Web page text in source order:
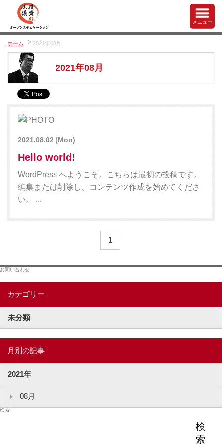
メニュー
ホーム 2021年08月
2021年08月
2021.08.02 (Mon)
Hello world!
WordPress へようこそ。こちらは最初の投稿です。
編集または削除し、コンテンツ作成を始めてくださ
い。 ...
1
お問い合わせ
カテゴリー
未分類
月別の記事
2021年
08月
検索
検
索